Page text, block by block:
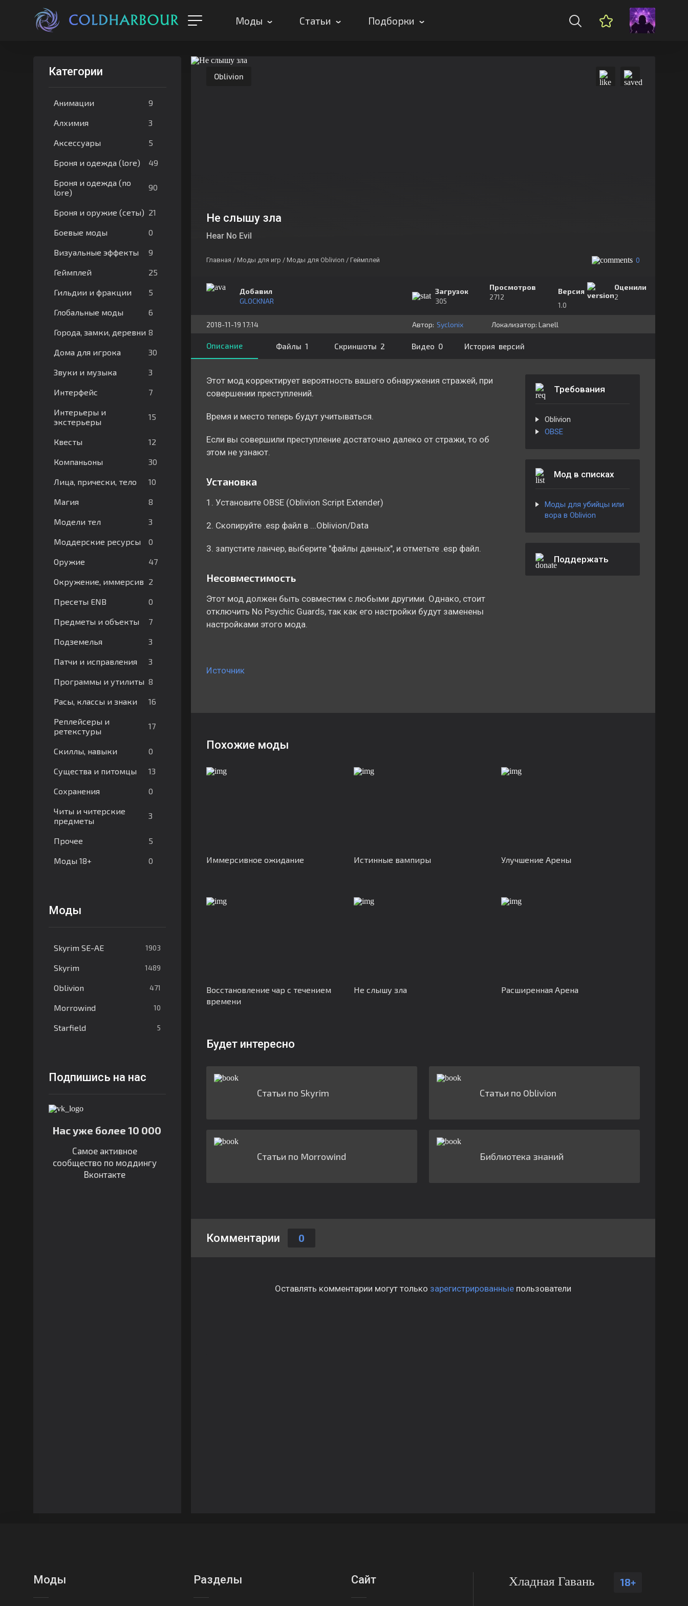
Моды Статьи Подборки
Категории
Анимации 9
Алхимия 3
Аксессуары 5
Броня и одежда (lore) 49
Броня и одежда (no
lore)
90
Броня и оружие (сеты) 21
Боевые моды 0
Визуальные эффекты 9
Геймплей 25
Гильдии и фракции 5
Глобальные моды 6
Города, замки, деревни 8
Дома для игрока 30
Звуки и музыка 3
Интерфейс 7
Интерьеры и
экстерьеры
15
Квесты 12
Компаньоны 30
Лица, прически, тело 10
Магия 8
Модели тел 3
Моддерские ресурсы 0
Оружие 47
Окружение, иммерсив 2
Пресеты ENB 0
Предметы и объекты 7
Подземелья 3
Патчи и исправления 3
Программы и утилиты 8
Расы, классы и знаки 16
Реплейсеры и
ретекстуры
17
Скиллы, навыки 0
Существа и питомцы 13
Сохранения 0
Читы и читерские
предметы
3
Прочее 5
Моды 18+ 0
Моды
Skyrim SE-AE 1903
Skyrim 1489
Oblivion 471
Morrowind 10
Starfield 5
Подпишись на нас
Нас уже более 10 000
Самое активное
сообщество по моддингу
Вконтакте
Oblivion
Не слышу зла
Hear No Evil
Главная / Моды для игр / Моды для Oblivion / Геймплей 0
Добавил
GLOCKNAR
Загрузок
305
Просмотров
2712
Версия
1.0
Оценили
2
2018-11-19 17:14 Автор: Syclonix Локализатор: ⁣⁣⁣Lanell
Описание Файлы 1 Скриншоты 2 Видео 0 История версий
Этот мод корректирует вероятность вашего обнаружения стражей, при
совершении преступлений.
Время и место теперь будут учитываться.
Если вы совершили преступление достаточно далеко от стражи, то об
этом не узнают.
Установка
1. Установите OBSE (Oblivion Script Extender)
2. Скопируйте .esp файл в ...Oblivion/Data
3. запустите ланчер, выберите "файлы данных", и отметьте .esp файл.
Несовместимость
Этот мод должен быть совместим с любыми другими. Однако, стоит
отключить No Psychic Guards, так как его настройки будут заменены
настройками этого мода.
Источник
Требования
Oblivion
OBSE
Мод в списках
Моды для убийцы или
вора в Oblivion
Поддержать
Похожие моды
Иммерсивное ожидание Истинные вампиры Улучшение Арены
Восстановление чар с течением
времени
Не слышу зла Расширенная Арена
Будет интересно
Статьи по Skyrim Статьи по Oblivion
Статьи по Morrowind Библиотека знаний
Комментарии 0
Оставлять комментарии могут только зарегистрированныепользователи
Моды Разделы Сайт Хладная Гавань 18+